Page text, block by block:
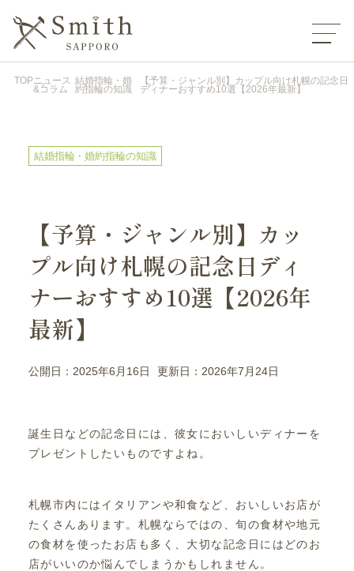
TOPニュース
&コラム
結婚指輪・婚
約指輪の知識
【予算・ジャンル別】カップル向け札幌の記念日
ディナーおすすめ10選【2026年最新】
結婚指輪・婚約指輪の知識
【予算・ジャンル別】カッ
プル向け札幌の記念日ディ
ナーおすすめ10選【2026年
最新】
公開日：2025年6月16日 更新日：2026年7月24日
誕生日などの記念日には、彼女においしいディナーを
プレゼントしたいものですよね。
札幌市内にはイタリアンや和食など、おいしいお店が
たくさんあります。札幌ならではの、旬の食材や地元
の食材を使ったお店も多く、大切な記念日にはどのお
店がいいのか悩んでしまうかもしれません。